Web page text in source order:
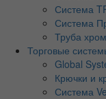
Система
Система
Труба
Торговые
Global
Крючки и
Система